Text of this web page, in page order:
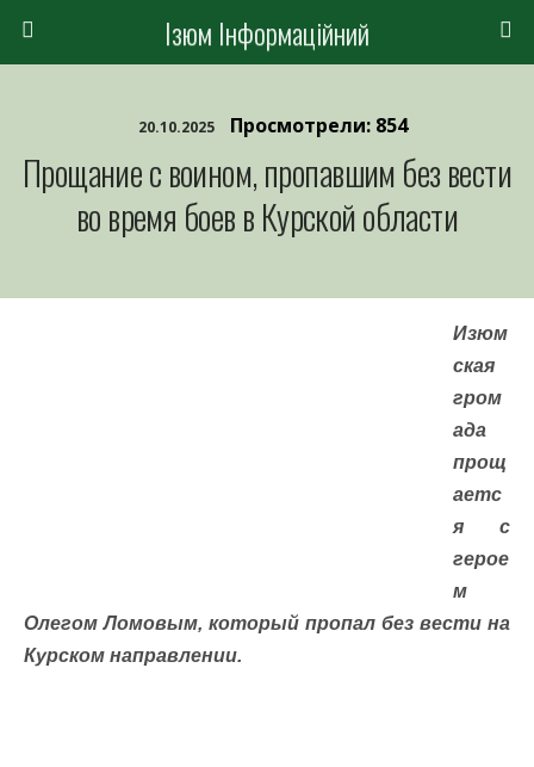
Ізюм Інформаційний
20.10.2025 Просмотрели: 854
Прощание с воином, пропавшим без вести
во время боев в Курской области
Изюм
ская
гром
ада
прощ
аетс
я с
герое
м
Олегом Ломовым, который пропал без вести на
Курском направлении.